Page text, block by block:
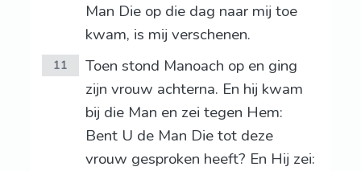
Man Die op die dag naar mij toe
kwam, is mij verschenen.
11
Toen stond Manoach op en ging
zijn vrouw achterna. En hij kwam
bij die Man en zei tegen Hem:
Bent U de Man Die tot deze
vrouw gesproken heeft? En Hij zei: